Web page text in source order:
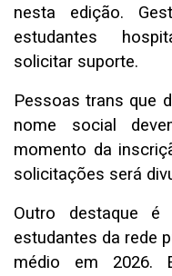
nesta edição.
estudantes
solicitar suporte.
Pessoas trans que
nome social
momento da
solicitações será
Outro destaque
estudantes da rede
médio em 2026.